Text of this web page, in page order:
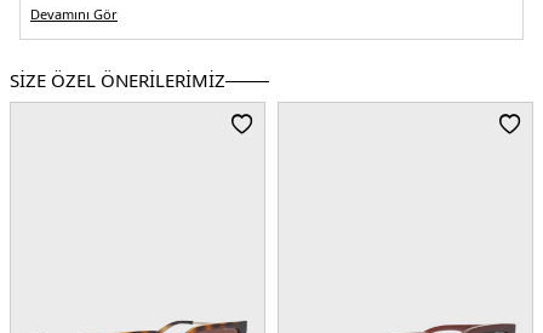
- Köprü genişliği 19 mm
- Sap uzunluğu 140 mm- Cam yüksekliği 37- Işık geçirgenliği 32
- Ön malzeme injekted/poliamid, lensler poliamid
Devamını Gör
SİZE ÖZEL ÖNERİLERİMİZ